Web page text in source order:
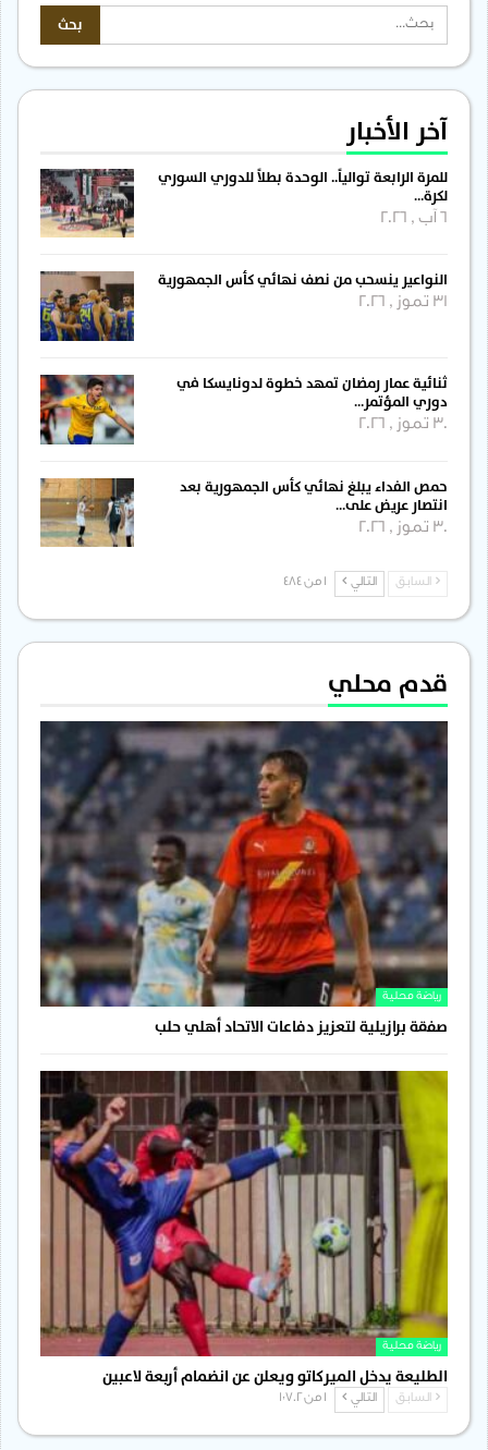
آخر الأخبار
للمرة الرابعة توالياً.. الوحدة بطلاً للدوري السوري
لكرة…
النواعير ينسحب من نصف نهائي كأس الجمهورية
31 تموز , 2026
ثنائية عمار رمضان تمهد خطوة لدونايسكا في
دوري المؤتمر…
30 تموز , 2026
حمص الفداء يبلغ نهائي كأس الجمهورية بعد
انتصار عريض على…
30 تموز , 2026
السابق التالي
قدم محلي
رياضة محلية
صفقة برازيلية لتعزيز دفاعات الاتحاد أهلي حلب
رياضة محلية
الطليعة يدخل الميركاتو ويعلن عن انضمام أربعة لاعبين
السابق التالي